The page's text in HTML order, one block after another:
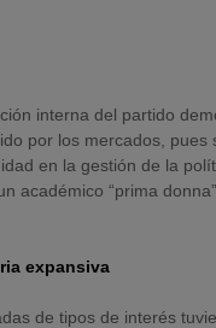
interna del partido
por los mercados, pues
en la gestión de la
académico “prima
expansiva
de tipos de interés